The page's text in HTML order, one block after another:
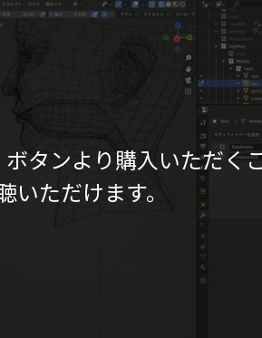
タンより購入いただく
いただけます。